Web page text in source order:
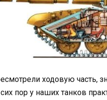
ходовую часть,
пор у наших танков